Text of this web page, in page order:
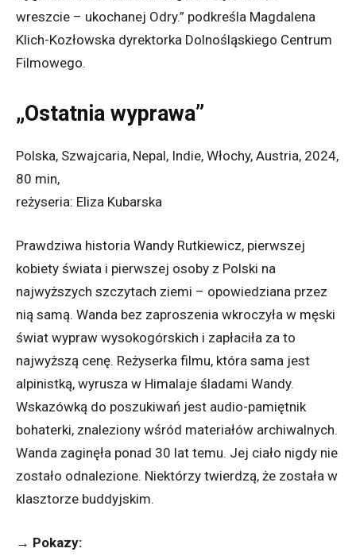
wreszcie – ukochanej Odry.” podkreśla Magdalena
Klich-Kozłowska dyrektorka Dolnośląskiego Centrum
Filmowego.
„Ostatnia wyprawa”
Polska, Szwajcaria, Nepal, Indie, Włochy, Austria, 2024,
80 min,
reżyseria: Eliza Kubarska
Prawdziwa historia Wandy Rutkiewicz, pierwszej
kobiety świata i pierwszej osoby z Polski na
najwyższych szczytach ziemi – opowiedziana przez
nią samą. Wanda bez zaproszenia wkroczyła w męski
świat wypraw wysokogórskich i zapłaciła za to
najwyższą cenę. Reżyserka filmu, która sama jest
alpinistką, wyrusza w Himalaje śladami Wandy.
Wskazówką do poszukiwań jest audio-pamiętnik
bohaterki, znaleziony wśród materiałów archiwalnych.
Wanda zaginęła ponad 30 lat temu. Jej ciało nigdy nie
zostało odnalezione. Niektórzy twierdzą, że została w
klasztorze buddyjskim.
→ Pokazy: